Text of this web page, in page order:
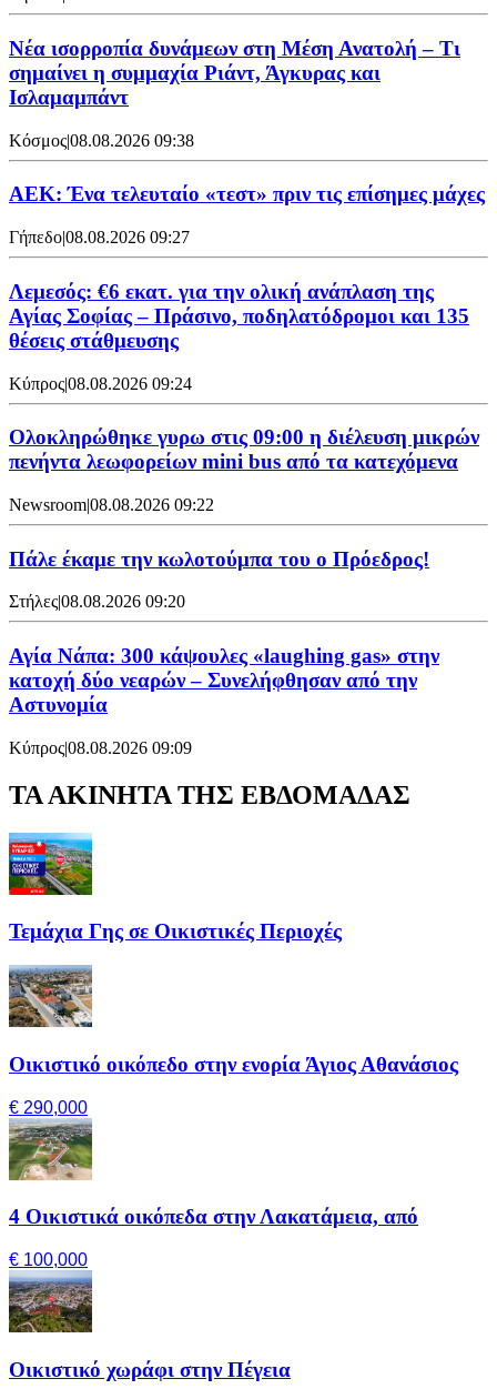
Νέα ισορροπία δυνάμεων στη Μέση Ανατολή – Τι
σημαίνει η συμμαχία Ριάντ, Άγκυρας και
Ισλαμαμπάντ
Κόσμος|08.08.2026 09:38
ΑΕΚ: Ένα τελευταίο «τεστ» πριν τις επίσημες μάχες
Γήπεδο|08.08.2026 09:27
Λεμεσός: €6 εκατ. για την ολική ανάπλαση της
Αγίας Σοφίας – Πράσινο, ποδηλατόδρομοι και 135
θέσεις στάθμευσης
Κύπρος|08.08.2026 09:24
Ολοκληρώθηκε γυρω στις 09:00 η διέλευση μικρών
πενήντα λεωφορείων mini bus από τα κατεχόμενα
Newsroom|08.08.2026 09:22
Πάλε έκαμε την κωλοτούμπα του ο Πρόεδρος!
Στήλες|08.08.2026 09:20
Αγία Νάπα: 300 κάψουλες «laughing gas» στην
κατοχή δύο νεαρών – Συνελήφθησαν από την
Αστυνομία
Κύπρος|08.08.2026 09:09
ΤΑ ΑΚΙΝΗΤΑ ΤΗΣ ΕΒΔΟΜΑΔΑΣ
Τεμάχια Γης σε Οικιστικές Περιοχές
Οικιστικό οικόπεδο στην ενορία Άγιος Αθανάσιος
€ 290,000
4 Οικιστικά οικόπεδα στην Λακατάμεια, από
€ 100,000
Οικιστικό χωράφι στην Πέγεια